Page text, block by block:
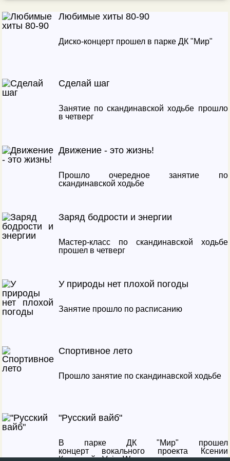
Любимые хиты 80-90
Диско-концерт прошел в парке ДК "Мир"
Сделай шаг
Занятие по скандинавской ходьбе прошло
в четверг
Движение - это жизнь!
Прошло очередное занятие по
скандинавской ходьбе
Заряд бодрости и энергии
Мастер-класс по скандинавской ходьбе
прошел в четверг
У природы нет плохой погоды
Занятие прошло по расписанию
Спортивное лето
Прошло занятие по скандинавской ходьбе
"Русский вайб"
В парке ДК "Мир" прошел
концерт вокального проекта Ксении
Кедровой «VoiceWoman»